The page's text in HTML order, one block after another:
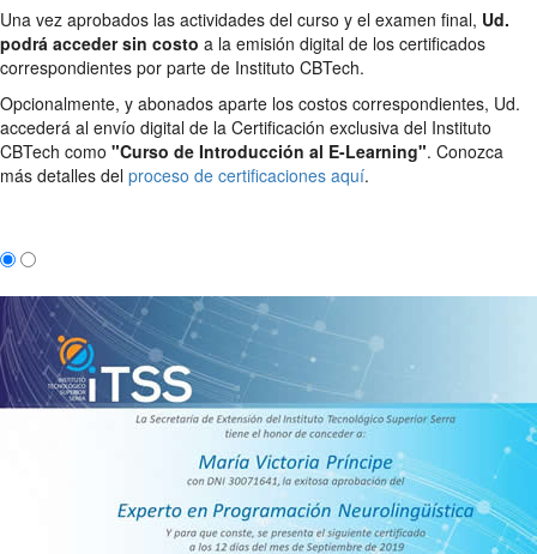
Una vez aprobados las actividades del curso y el examen final, Ud.
podrá acceder sin costo a la emisión digital de los certificados
correspondientes por parte de Instituto CBTech.
Opcionalmente, y abonados aparte los costos correspondientes, Ud.
accederá al envío digital de la Certificación exclusiva del Instituto
CBTech como "Curso de Introducción al E-Learning". Conozca
más detalles del proceso de certificaciones aquí.